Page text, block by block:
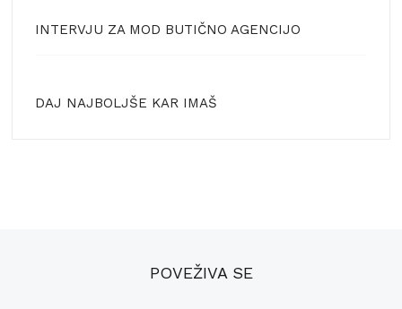
INTERVJU ZA MOD BUTIČNO AGENCIJO
DAJ NAJBOLJŠE KAR IMAŠ
POVEŽIVA SE